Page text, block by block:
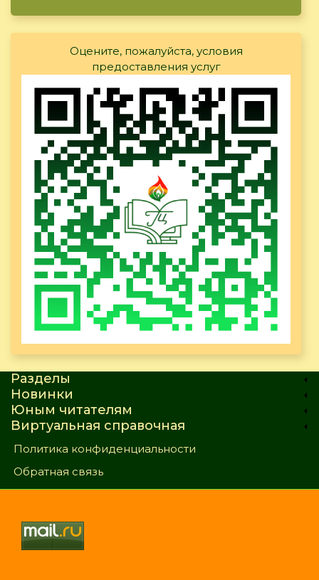
Оцените, пожалуйста, условия
предоставления услуг
Разделы
Новинки
Юным читателям
Виртуальная справочная
Политика конфиденциальности
Обратная связь